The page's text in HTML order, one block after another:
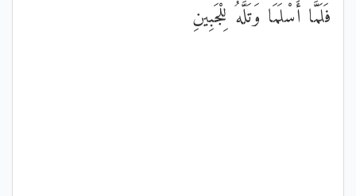
فَلَمَّا أَسْلَمَا وَتَلَّهُ لِلْجَبِينِ